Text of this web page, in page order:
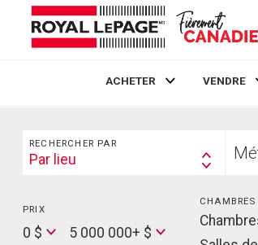
ACHETER VENDRE
Rechercher
RECHERCHER PAR
Search
Par lieu
votre
PRIX
Price
0 $
Max
5 000 000+ $